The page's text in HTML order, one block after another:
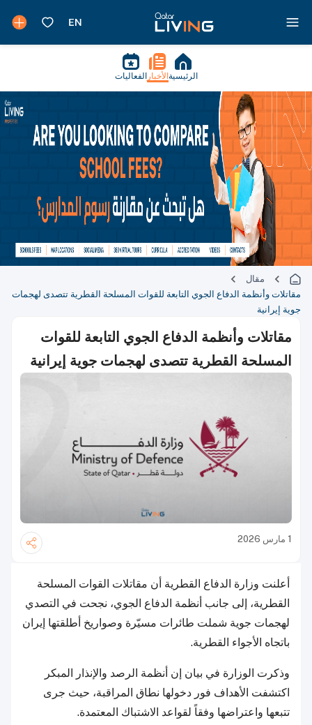
الرئيسية الأخبار الفعاليات
مقال
مقاتلات وأنظمة الدفاع الجوي التابعة للقوات المسلحة القطرية تتصدى لهجمات
جوية إيرانية
مقاتلات وأنظمة الدفاع الجوي التابعة للقوات
المسلحة القطرية تتصدى لهجمات جوية إيرانية
1 مارس 2026
أعلنت وزارة الدفاع القطرية أن مقاتلات القوات المسلحة
القطرية، إلى جانب أنظمة الدفاع الجوي، نجحت في التصدي
لهجمات جوية شملت طائرات مسيّرة وصواريخ أطلقتها إيران
باتجاه الأجواء القطرية.
وذكرت الوزارة في بيان إن أنظمة الرصد والإنذار المبكر
اكتشفت الأهداف فور دخولها نطاق المراقبة، حيث جرى
تتبعها واعتراضها وفقاً لقواعد الاشتباك المعتمدة.